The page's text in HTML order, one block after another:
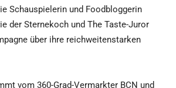
Schauspielerin und Foodbloggerin
der Sternekoch und The Taste-Juror
über ihre reichweitenstarken
vom 360-Grad-Vermarkter BCN und